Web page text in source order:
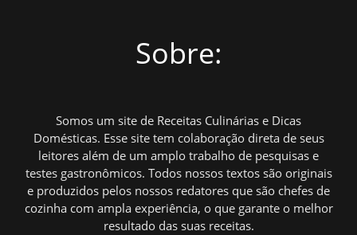
Sobre:
Somos um site de Receitas Culinárias e Dicas
Domésticas. Esse site tem colaboração direta de seus
leitores além de um amplo trabalho de pesquisas e
testes gastronômicos. Todos nossos textos são originais
e produzidos pelos nossos redatores que são chefes de
cozinha com ampla experiência, o que garante o melhor
resultado das suas receitas.